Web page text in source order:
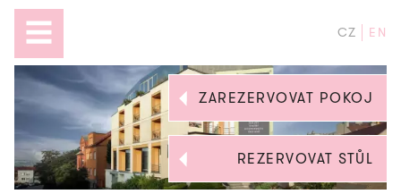
CZ EN
ZAREZERVOVAT POKOJ
REZERVOVAT STŮL